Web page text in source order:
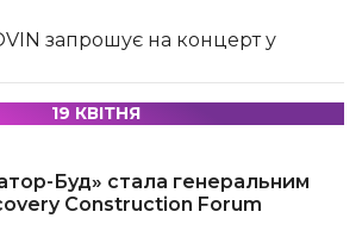
запрошує на концерт у
19 КВІТНЯ
Буд» стала генеральним
Construction Forum